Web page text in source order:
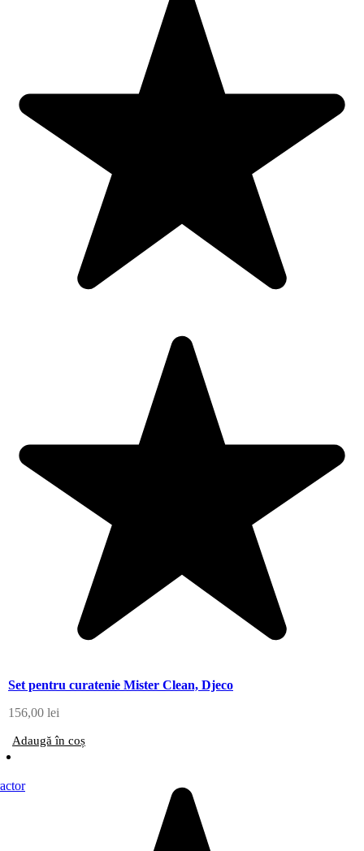
Set pentru curatenie Mister Clean, Djeco
156,00 lei
Adaugă în coș